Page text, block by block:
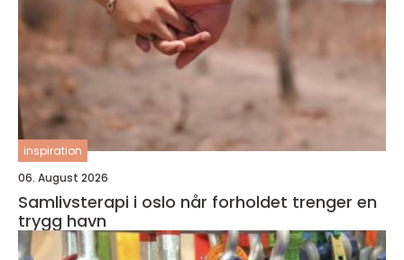
inspiration
06. August 2026
Samlivsterapi i oslo når forholdet trenger en
trygg havn